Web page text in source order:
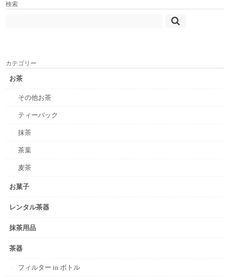
検索
カテゴリー
お茶
その他お茶
ティーバック
抹茶
茶葉
麦茶
お菓子
レンタル茶器
抹茶用品
茶器
フィルター in ボトル